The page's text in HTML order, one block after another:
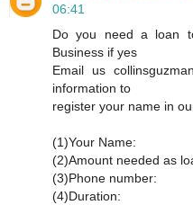
06:41
Do you need a loan
Business if yes
Email us
information to
register your name in
(1)Your Name:
(2)Amount needed as
(3)Phone number:
(4)Duration: